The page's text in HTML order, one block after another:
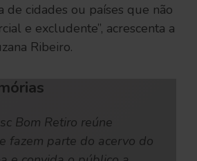
de cidades ou países que não
e excludente”, acrescenta a
Ribeiro.
Bom Retiro reúne
fazem parte do acervo do